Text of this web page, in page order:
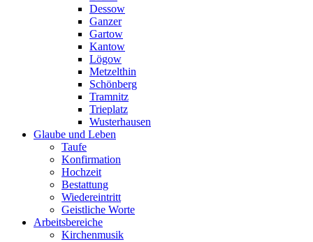
Dessow
Ganzer
Gartow
Kantow
Lögow
Metzelthin
Schönberg
Tramnitz
Trieplatz
Wusterhausen
Glaube und Leben
Taufe
Konfirmation
Hochzeit
Bestattung
Wiedereintritt
Geistliche Worte
Arbeitsbereiche
Kirchenmusik